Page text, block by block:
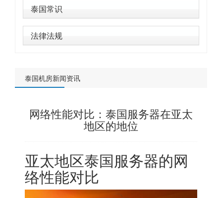
泰国常识
法律法规
泰国机房新闻资讯
网络性能对比：泰国服务器在亚太
地区的地位
亚太地区泰国服务器的网
络性能对比